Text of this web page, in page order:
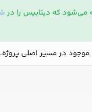
می‌شود که دیتابیس را در
موجود در مسیر اصلی